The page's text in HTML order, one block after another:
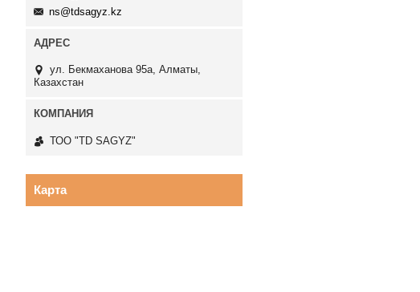
ns@tdsagyz.kz
ул. Бекмаханова 95а, Алматы,
Казахстан
ТОО "TD SAGYZ"
Карта